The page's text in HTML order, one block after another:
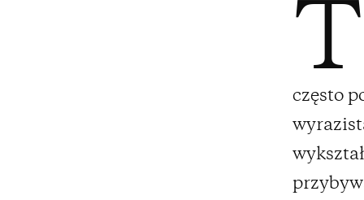
T
często